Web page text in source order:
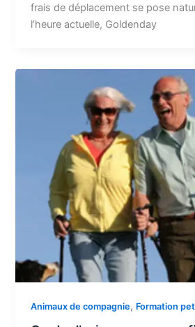
frais de déplacement se pose
l’heure actuelle, Goldenday
Animaux de compagnie, Formation